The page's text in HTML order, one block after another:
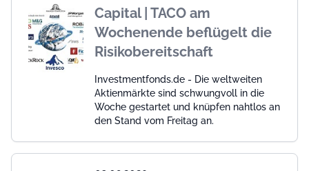
Capital | TACO am
Wochenende beflügelt die
Risikobereitschaft
Investmentfonds.de - Die weltweiten
Aktienmärkte sind schwungvoll in die
Woche gestartet und knüpfen nahtlos an
den Stand vom Freitag an.